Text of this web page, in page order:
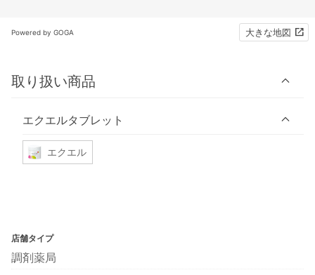
Powered by GOGA 大きな地図
取り扱い商品
エクエルタブレット
エクエル
店舗タイプ
調剤薬局